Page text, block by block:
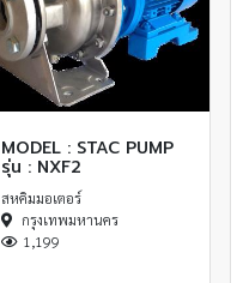
MODEL : STAC PUMP
รุ่น : NXF2
สหคิมมอเตอร์
กรุงเทพมหานคร
1,199